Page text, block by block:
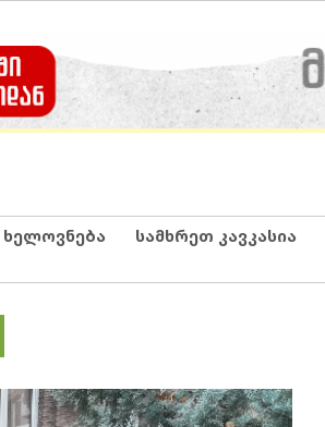
ხელოვნება სამხრეთ კავკასია